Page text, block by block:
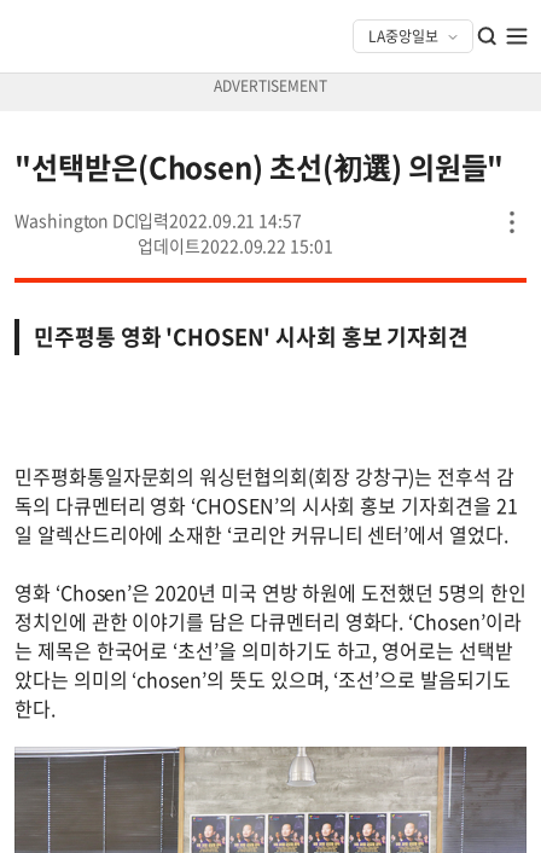
"선택받은(Chosen) 초선(初選) 의원들"
Washington DC
2022.09.21 14:57
2022.09.22 15:01
민주평통 영화 'CHOSEN' 시사회 홍보 기자회견
민주평화통일자문회의 워싱턴협의회(회장 강창구)는 전후석 감
독의 다큐멘터리 영화 ‘CHOSEN’의 시사회 홍보 기자회견을 21
일 알렉산드리아에 소재한 ‘코리안 커뮤니티 센터’에서 열었다.
영화 ‘Chosen’은 2020년 미국 연방 하원에 도전했던 5명의 한인
정치인에 관한 이야기를 담은 다큐멘터리 영화다. ‘Chosen’이라
는 제목은 한국어로 ‘초선’을 의미하기도 하고, 영어로는 선택받
았다는 의미의 ‘chosen’의 뜻도 있으며, ‘조선’으로 발음되기도
한다.